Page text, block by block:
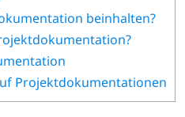
beinhalten?
Projektdokumentationen